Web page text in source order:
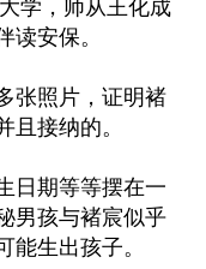
学，师从王化成
读安保。
张照片，证明褚
且接纳的。
日期等等摆在一
男孩与褚宸似乎
能生出孩子。